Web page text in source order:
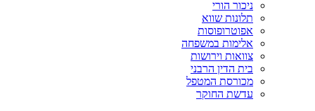
ניכור הורי
תלונות שווא
אפוטרופוסות
אלימות במשפחה
צוואות וירושות
בית הדין הרבני
מכורסת המטפל
עדשת החוקר